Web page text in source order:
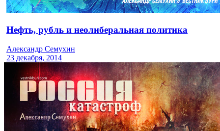
Нефть, рубль и неолиберальная политика
Александр Семухин
23 декабря, 2014